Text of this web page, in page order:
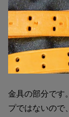
金具の部分です
プではないので